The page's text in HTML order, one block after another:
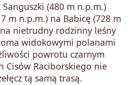
Sanguszki (480 m n.p.m.)
m n.p.m.) na Babicę (728 m
nietrudny rodzinny leśny
widokowymi polanami
powrotu czarnym
Cisów Raciborskiego nie
tą samą trasą.